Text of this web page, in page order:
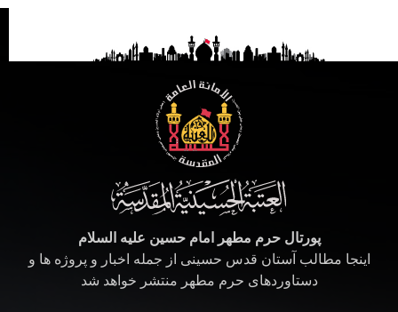
پورتال حرم مطهر امام حسین علیه السلام
اینجا مطالب آستان قدس حسینی از جمله اخبار و پروژه ها و
دستاوردهای حرم مطهر منتشر خواهد شد